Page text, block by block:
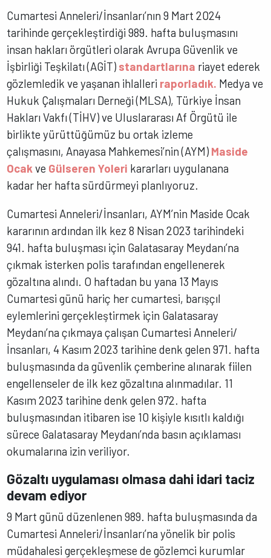
Cumartesi Anneleri/İnsanları’nın 9 Mart 2024
tarihinde gerçekleştirdiği 989. hafta buluşmasını
insan hakları örgütleri olarak Avrupa Güvenlik ve
İşbirliği Teşkilatı (AGİT) standartlarına riayet ederek
gözlemledik ve yaşanan ihlalleri raporladık. Medya ve
Hukuk Çalışmaları Derneği (MLSA), Türkiye İnsan
Hakları Vakfı (TİHV) ve Uluslararası Af Örgütü ile
birlikte yürüttüğümüz bu ortak izleme
çalışmasını, Anayasa Mahkemesi’nin (AYM) Maside
Ocak ve Gülseren Yoleri kararları uygulanana
kadar her hafta sürdürmeyi planlıyoruz.
Cumartesi Anneleri/İnsanları, AYM’nin Maside Ocak
kararının ardından ilk kez 8 Nisan 2023 tarihindeki
941. hafta buluşması için Galatasaray Meydanı’na
çıkmak isterken polis tarafından engellenerek
gözaltına alındı. O haftadan bu yana 13 Mayıs
Cumartesi günü hariç her cumartesi, barışçıl
eylemlerini gerçekleştirmek için Galatasaray
Meydanı’na çıkmaya çalışan Cumartesi Anneleri/
İnsanları, 4 Kasım 2023 tarihine denk gelen 971. hafta
buluşmasında da güvenlik çemberine alınarak fiilen
engellenseler de ilk kez gözaltına alınmadılar. 11
Kasım 2023 tarihine denk gelen 972. hafta
buluşmasından itibaren ise 10 kişiyle kısıtlı kaldığı
sürece Galatasaray Meydanı’nda basın açıklaması
okumalarına izin veriliyor.
Gözaltı uygulaması olmasa dahi idari taciz
devam ediyor
9 Mart günü düzenlenen 989. hafta buluşmasında da
Cumartesi Anneleri/İnsanları’na yönelik bir polis
müdahalesi gerçekleşmese de gözlemci kurumlar